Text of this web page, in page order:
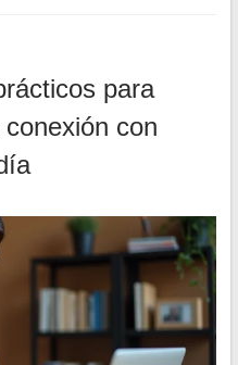
para
con